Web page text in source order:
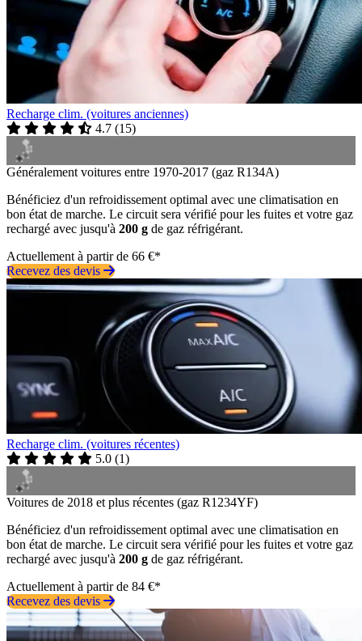
Recharge clim. (voitures anciennes)
4.7 (15)
Généralement voitures entre 1970-2017 (gaz R134A)
Bénéficiez d'un refroidissement optimal avec une climatisation en
bon état de marche. Le circuit sera vérifié pour les fuites et votre gaz
rechargé avec jusqu'à 200 g de gaz réfrigérant.
Actuellement à partir de 66 €*
Recevez des devis
Recharge clim. (voitures récentes)
5.0 (1)
Voitures de 2018 et plus récentes (gaz R1234YF)
Bénéficiez d'un refroidissement optimal avec une climatisation en
bon état de marche. Le circuit sera vérifié pour les fuites et votre gaz
rechargé avec jusqu'à 200 g de gaz réfrigérant.
Actuellement à partir de 84 €*
Recevez des devis